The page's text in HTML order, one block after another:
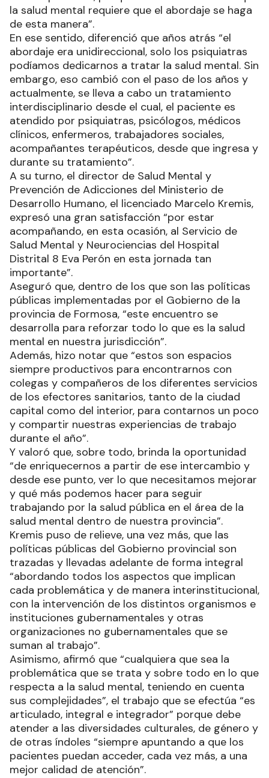
la salud mental requiere que el abordaje se haga
de esta manera”.
En ese sentido, diferenció que años atrás “el
abordaje era unidireccional, solo los psiquiatras
podíamos dedicarnos a tratar la salud mental. Sin
embargo, eso cambió con el paso de los años y
actualmente, se lleva a cabo un tratamiento
interdisciplinario desde el cual, el paciente es
atendido por psiquiatras, psicólogos, médicos
clínicos, enfermeros, trabajadores sociales,
acompañantes terapéuticos, desde que ingresa y
durante su tratamiento”.
A su turno, el director de Salud Mental y
Prevención de Adicciones del Ministerio de
Desarrollo Humano, el licenciado Marcelo Kremis,
expresó una gran satisfacción “por estar
acompañando, en esta ocasión, al Servicio de
Salud Mental y Neurociencias del Hospital
Distrital 8 Eva Perón en esta jornada tan
importante”.
Aseguró que, dentro de los que son las políticas
públicas implementadas por el Gobierno de la
provincia de Formosa, “este encuentro se
desarrolla para reforzar todo lo que es la salud
mental en nuestra jurisdicción”.
Además, hizo notar que “estos son espacios
siempre productivos para encontrarnos con
colegas y compañeros de los diferentes servicios
de los efectores sanitarios, tanto de la ciudad
capital como del interior, para contarnos un poco
y compartir nuestras experiencias de trabajo
durante el año”.
Y valoró que, sobre todo, brinda la oportunidad
“de enriquecernos a partir de ese intercambio y
desde ese punto, ver lo que necesitamos mejorar
y qué más podemos hacer para seguir
trabajando por la salud pública en el área de la
salud mental dentro de nuestra provincia”.
Kremis puso de relieve, una vez más, que las
políticas públicas del Gobierno provincial son
trazadas y llevadas adelante de forma integral
“abordando todos los aspectos que implican
cada problemática y de manera interinstitucional,
con la intervención de los distintos organismos e
instituciones gubernamentales y otras
organizaciones no gubernamentales que se
suman al trabajo”.
Asimismo, afirmó que “cualquiera que sea la
problemática que se trata y sobre todo en lo que
respecta a la salud mental, teniendo en cuenta
sus complejidades”, el trabajo que se efectúa “es
articulado, integral e integrador” porque debe
atender a las diversidades culturales, de género y
de otras índoles “siempre apuntando a que los
pacientes puedan acceder, cada vez más, a una
mejor calidad de atención”.